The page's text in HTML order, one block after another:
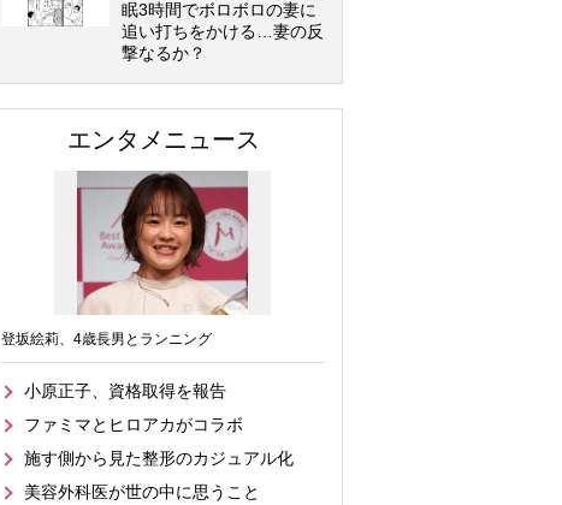
眠3時間でボロボロの妻に
追い打ちをかける…妻の反
撃なるか？
エンタメニュース
登坂絵莉、4歳長男とランニング
小原正子、資格取得を報告
ファミマとヒロアカがコラボ
施す側から見た整形のカジュアル化
美容外科医が世の中に思うこと